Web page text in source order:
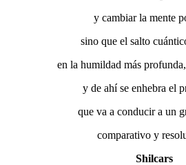
y cambiar la mente
sino que el salto
en la humildad más
y de ahí se enhebra el
que va a conducir a un
comparativo y
Shilcars